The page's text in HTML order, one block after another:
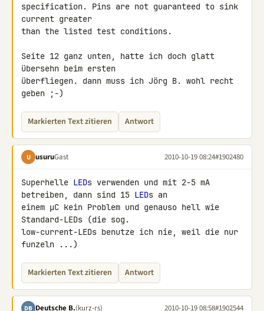
specification. Pins are not guaranteed to sink
current greater
than the listed test conditions.
Seite 12 ganz unten, hatte ich doch glatt
übersehn beim ersten
überfliegen. dann muss ich Jörg B. wohl recht
geben ;-)
Markierten Text zitieren Antwort
U usuruGast 2010-10-19 08:24#1902480
Superhelle LEDs verwenden und mit 2-5 mA
betreiben, dann sind 15 LEDs an
einem µC kein Problem und genauso hell wie
Standard-LEDs (die sog.
low-current-LEDs benutze ich nie, weil die nur
funzeln ...)
Markierten Text zitieren Antwort
DB Deutsche B.(kurz-rs) 2010-10-19 08:58#1902544